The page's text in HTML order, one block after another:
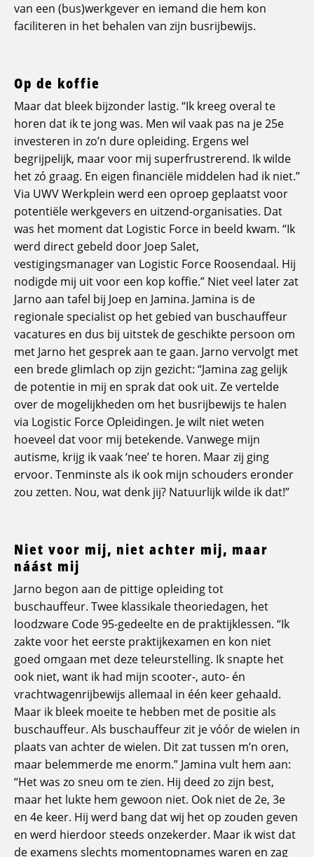
van een (bus)werkgever en iemand die hem kon
faciliteren in het behalen van zijn busrijbewijs.
Op de koffie
Maar dat bleek bijzonder lastig. “Ik kreeg overal te
horen dat ik te jong was. Men wil vaak pas na je 25e
investeren in zo’n dure opleiding. Ergens wel
begrijpelijk, maar voor mij superfrustrerend. Ik wilde
het zó graag. En eigen financiële middelen had ik niet.”
Via UWV Werkplein werd een oproep geplaatst voor
potentiële werkgevers en uitzend-organisaties. Dat
was het moment dat Logistic Force in beeld kwam. “Ik
werd direct gebeld door Joep Salet,
vestigingsmanager van Logistic Force Roosendaal. Hij
nodigde mij uit voor een kop koffie.” Niet veel later zat
Jarno aan tafel bij Joep en Jamina. Jamina is de
regionale specialist op het gebied van buschauffeur
vacatures en dus bij uitstek de geschikte persoon om
met Jarno het gesprek aan te gaan. Jarno vervolgt met
een brede glimlach op zijn gezicht: “Jamina zag gelijk
de potentie in mij en sprak dat ook uit. Ze vertelde
over de mogelijkheden om het busrijbewijs te halen
via Logistic Force Opleidingen. Je wilt niet weten
hoeveel dat voor mij betekende. Vanwege mijn
autisme, krijg ik vaak ‘nee’ te horen. Maar zij ging
ervoor. Tenminste als ik ook mijn schouders eronder
zou zetten. Nou, wat denk jij? Natuurlijk wilde ik dat!”
Niet voor mij, niet achter mij, maar
náást mij
Jarno begon aan de pittige opleiding tot
buschauffeur. Twee klassikale theoriedagen, het
loodzware Code 95-gedeelte en de praktijklessen. “Ik
zakte voor het eerste praktijkexamen en kon niet
goed omgaan met deze teleurstelling. Ik snapte het
ook niet, want ik had mijn scooter-, auto- én
vrachtwagenrijbewijs allemaal in één keer gehaald.
Maar ik bleek moeite te hebben met de positie als
buschauffeur. Als buschauffeur zit je vóór de wielen in
plaats van achter de wielen. Dit zat tussen m’n oren,
maar belemmerde me enorm.” Jamina vult hem aan:
“Het was zo sneu om te zien. Hij deed zo zijn best,
maar het lukte hem gewoon niet. Ook niet de 2e, 3e
en 4e keer. Hij werd bang dat wij het op zouden geven
en werd hierdoor steeds onzekerder. Maar ik wist dat
de examens slechts momentopnames waren en zag